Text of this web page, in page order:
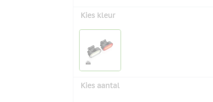
Kies kleur
Kies aantal